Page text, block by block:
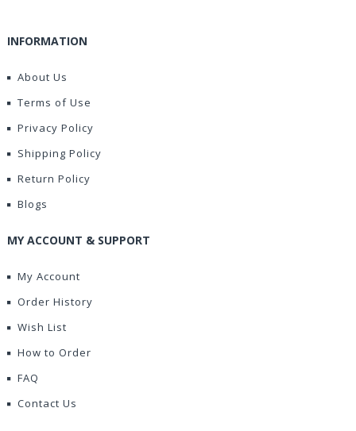
INFORMATION
About Us
Terms of Use
Privacy Policy
Shipping Policy
Return Policy
Blogs
MY ACCOUNT & SUPPORT
My Account
Order History
Wish List
How to Order
FAQ
Contact Us